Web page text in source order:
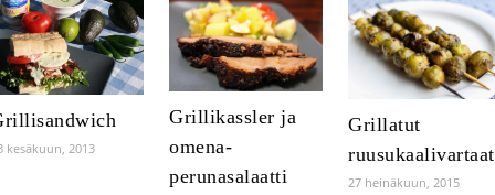
kesäkuun, 2013
Grillikassler ja
omena-
perunasalaatti
Grillatut
ruusukaalivartaat
27 heinäkuun, 2015